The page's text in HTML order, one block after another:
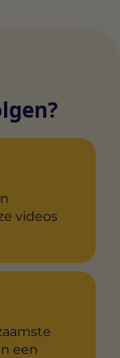
videos
een